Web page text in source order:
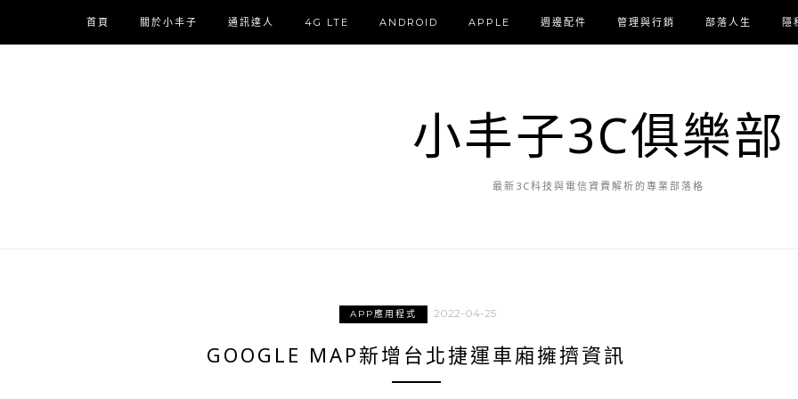
首頁 關於小丰子 通訊達人 4G LTE ANDROID APPLE 週邊配件 管理與行銷 部落人生 隱
小丰子3C俱樂部
最新3C科技與電信資費解析的專業部落格
APP應用程式 2022-04-25
GOOGLE MAP新增台北捷運車廂擁擠資訊